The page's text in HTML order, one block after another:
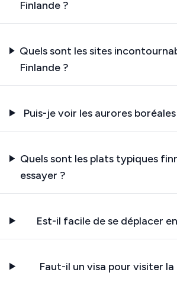
Finlande ?
Quels sont les sites
Finlande ?
Puis-je voir les aurores
Quels sont les plats typiques
essayer ?
Est-il facile de se déplacer
Faut-il un visa pour visiter la